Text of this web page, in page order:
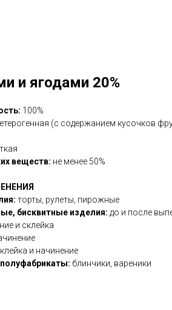
и ягодами 20%
100%
(с содержанием кусочков
веществ: не менее 50%
торты, рулеты, пирожные
бисквитные изделия: до и после
и склейка
и начинение
блинчики, вареники